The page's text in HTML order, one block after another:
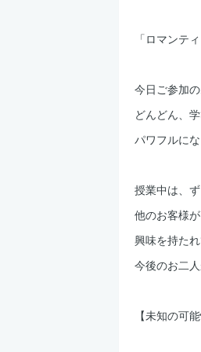
「ロマンテ
今日ご参加
どんどん、
パワフルに
授業中は、
他のお客様
興味を持た
今後のお二
【未知の可